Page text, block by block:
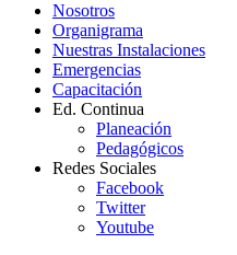
Nosotros
Organigrama
Nuestras Instalaciones
Emergencias
Capacitación
Ed. Continua
Planeación
Pedagógicos
Redes Sociales
Facebook
Twitter
Youtube